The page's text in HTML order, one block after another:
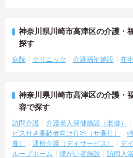
神奈川県川崎市高津区の介護・
探す
病院 クリニック 介護福祉施設 在
神奈川県川崎市高津区の介護・
容で探す
訪問介護 介護老人保健施設（老健）
ビス付き高齢者向け住宅（サ高住）
養）
通所介護（デイサービス） デ
ループホーム
障がい者施設 訪問入浴